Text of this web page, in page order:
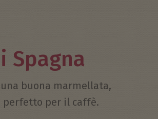
Spagna
buona marmellata,
perfetto per il caffè.